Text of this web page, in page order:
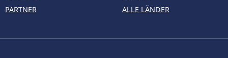
PARTNER
ALLE LÄNDER